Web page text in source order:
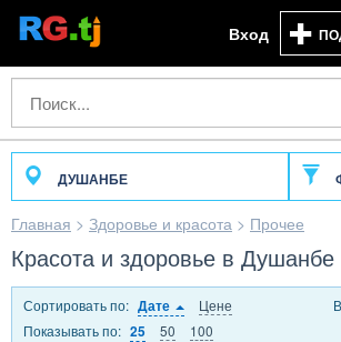
Вход
ДУШАНБЕ
Главная > Здоровье и красота > Прочее
Красота и здоровье в Душанбе
Сортировать по: Дате
Цене
Показывать по: 25 50 100